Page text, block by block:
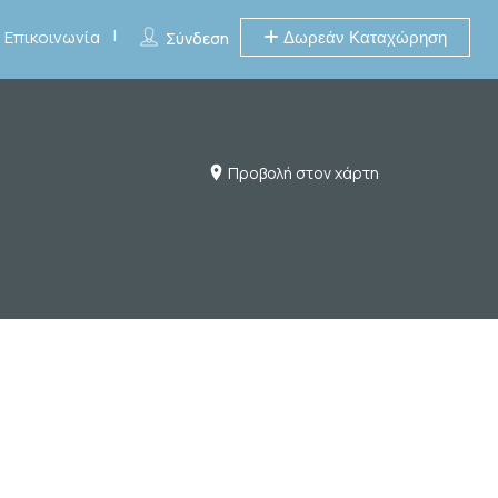
Σύνδεση Δωρεάν Καταχώρηση
Επικοινωνία
Προβολή στον χάρτη